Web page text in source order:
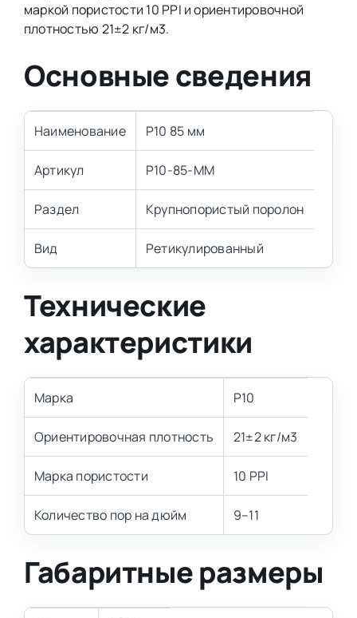
маркой пористости 10 PPI и ориентировочной
плотностью 21±2 кг/м3.
Основные сведения
Наименование P10 85 мм
Артикул P10-85-MM
Раздел Крупнопористый поролон
Вид Ретикулированный
Технические
характеристики
Марка P10
Ориентировочная плотность 21±2 кг/м3
Марка пористости 10 PPI
Количество пор на дюйм 9–11
Габаритные размеры